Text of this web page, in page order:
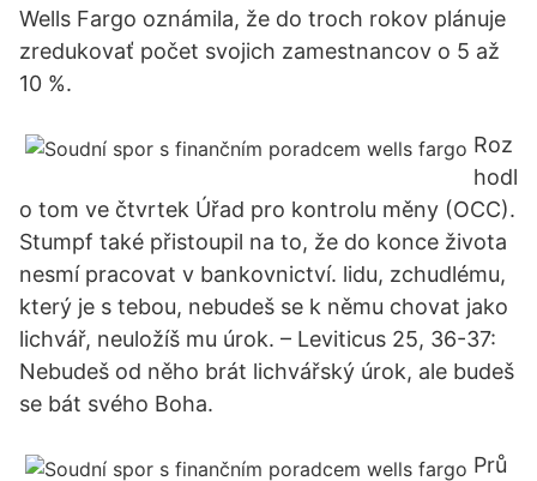
Wells Fargo oznámila, že do troch rokov plánuje
zredukovať počet svojich zamestnancov o 5 až
10 %.
Roz
hodl
o tom ve čtvrtek Úřad pro kontrolu měny (OCC).
Stumpf také přistoupil na to, že do konce života
nesmí pracovat v bankovnictví. lidu, zchudlému,
který je s tebou, nebudeš se k němu chovat jako
lichvář, neuložíš mu úrok. – Leviticus 25, 36-37:
Nebudeš od něho brát lichvářský úrok, ale budeš
se bát svého Boha.
Prů